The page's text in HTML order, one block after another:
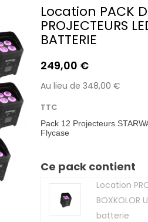
Location PACK
PROJECTEURS
BATTERIE
249,00 €
Au lieu de 348,00 €
TTC
Pack 12 Projecteurs
Flycase
Ce pack contient
Location
BOXKOLOR
batterie